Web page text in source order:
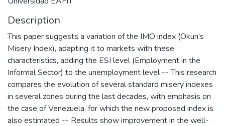
Description
This paper suggests a variation of the IMO index (Okun's
Misery Index), adapting it to markets with these
characteristics, adding the ESI level (Employment in the
Informal Sector) to the unemployment level -- This research
compares the evolution of several standard misery indexes
in several zones during the last decades, with emphasis on
the case of Venezuela, for which the new proposed index is
also estimated -- Results show improvement in the well-